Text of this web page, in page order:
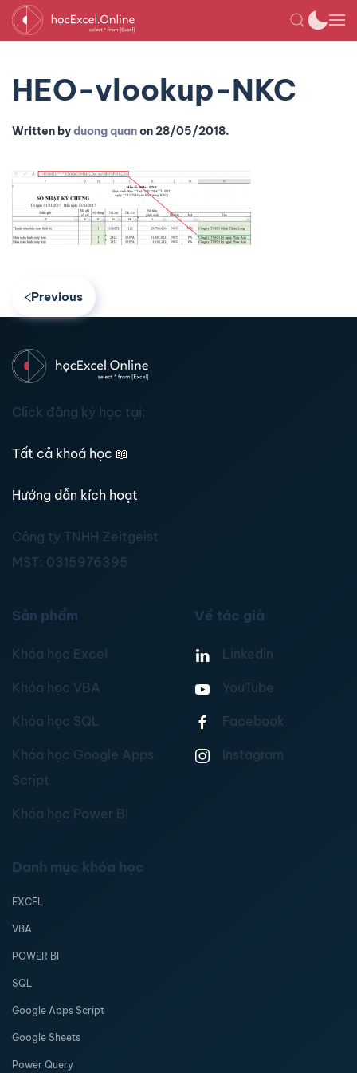
HEO-vlookup-NKC
Written byduong quanon28/05/2018.
Previous
Click đăng ký học tại:
Tất cả khoá học 📖
Hướng dẫn kích hoạt
Công ty TNHH Zeitgeist
MST: 0315976395
Sản phẩm
Khóa học Excel
Khóa học VBA
Khóa học SQL
Khóa học Google Apps
Script
Khóa học Power BI
Về tác giả
Linkedin
YouTube
Facebook
Instagram
Danh mục khóa học
EXCEL
VBA
POWER BI
SQL
Google Apps Script
Google Sheets
Power Query